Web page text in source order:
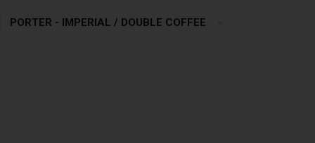
PORTER - IMPERIAL / DOUBLE COFFEE